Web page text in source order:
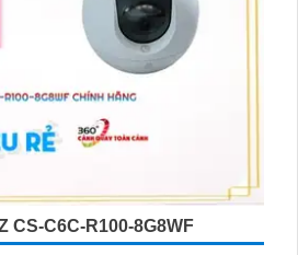
CS-C6C-R100-8G8WF